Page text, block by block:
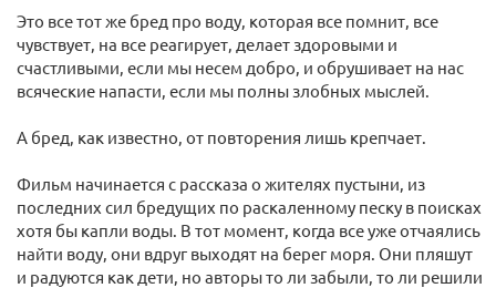
Это все тот же бред про воду, которая все помнит, все
чувствует, на все реагирует, делает здоровыми и
счастливыми, если мы несем добро, и обрушивает на нас
всяческие напасти, если мы полны злобных мыслей.
А бред, как известно, от повторения лишь крепчает.
Фильм начинается с рассказа о жителях пустыни, из
последних сил бредущих по раскаленному песку в поисках
хотя бы капли воды. В тот момент, когда все уже отчаялись
найти воду, они вдруг выходят на берег моря. Они пляшут
и радуются как дети, но авторы то ли забыли, то ли решили